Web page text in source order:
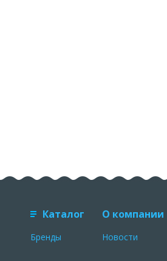
Каталог
Бренды
О компании
Новости